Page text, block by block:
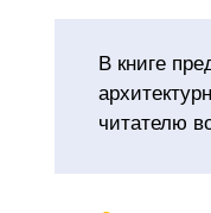
В книге
читателю